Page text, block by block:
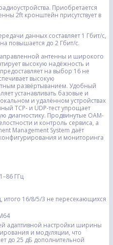
Приобретается
2ft кронштейн присутствует в
данных составляет 1 Гбит/с,
повышается до 2 Гбит/с.
антенны и широкого
высокую надёжность и
на выбор 16 не
высокую
развёртыванием. Удобный
устанавливать базовые и
и удалённом устройствах
TCP- и UDP-тест упрощает
диагностику. Продвинутые OAM-
и контроль сервиса, а
Management System даёт
и мониторинга
ГГц
итого 16/8/5/3 не пересекающихся
адаптивной настройки ширины
и модуляции, что
до 25 дБ дополнительной